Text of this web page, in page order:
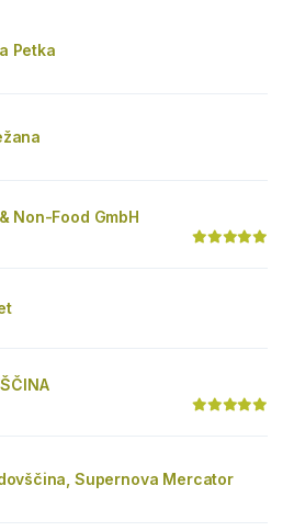
Petka
Non-Food GmbH
Supernova Mercator